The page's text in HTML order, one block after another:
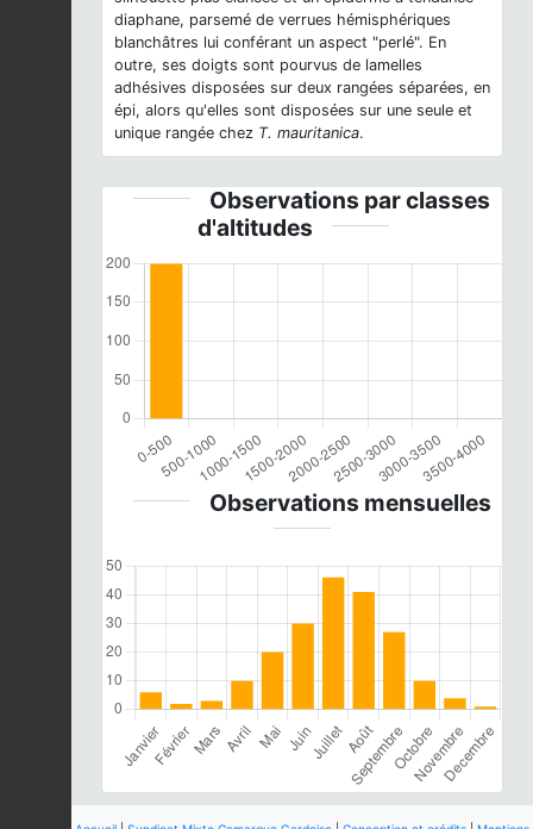
diaphane, parsemé de verrues hémisphériques
blanchâtres lui conférant un aspect "perlé". En
outre, ses doigts sont pourvus de lamelles
adhésives disposées sur deux rangées séparées, en
épi, alors qu'elles sont disposées sur une seule et
unique rangée chez T. mauritanica.
Observations par classes
d'altitudes
Observations mensuelles